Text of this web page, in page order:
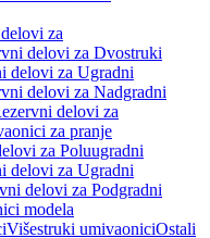
za
delovi za Dvostruki
delovi za Ugradni
delovi za Nadgradni
delovi za
za pranje
za Poluugradni
delovi za Ugradni
delovi za Podgradni
modela
Višestruki umivaoniciOstali